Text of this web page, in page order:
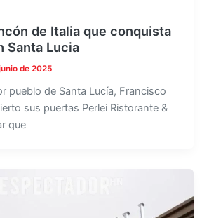
de Italia que conquista
Santa Lucia
de 2025
pueblo de Santa Lucía, Francisco
sus puertas Perlei Ristorante &
que